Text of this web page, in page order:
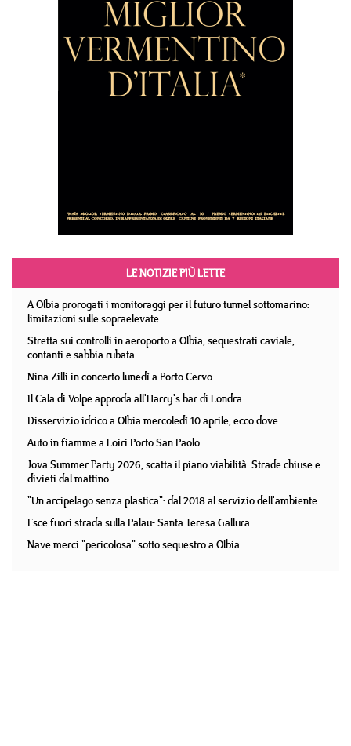
LE NOTIZIE PIÙ LETTE
A Olbia prorogati i monitoraggi per il futuro tunnel sottomarino:
limitazioni sulle sopraelevate
Stretta sui controlli in aeroporto a Olbia, sequestrati caviale,
contanti e sabbia rubata
Nina Zilli in concerto lunedì a Porto Cervo
Il Cala di Volpe approda all'Harry's bar di Londra
Disservizio idrico a Olbia mercoledì 10 aprile, ecco dove
Auto in fiamme a Loiri Porto San Paolo
Jova Summer Party 2026, scatta il piano viabilità. Strade chiuse e
divieti dal mattino
"Un arcipelago senza plastica": dal 2018 al servizio dell'ambiente
Esce fuori strada sulla Palau- Santa Teresa Gallura
Nave merci "pericolosa" sotto sequestro a Olbia